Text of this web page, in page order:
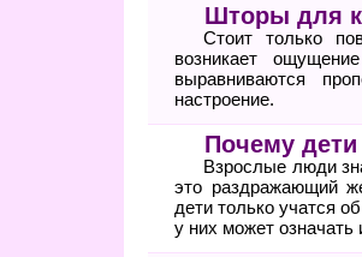
Шторы для
Стоит только
возникает
выравниваются
настроение.
Почему
Взрослые люди
это раздражающий
дети только учатся
у них может означать